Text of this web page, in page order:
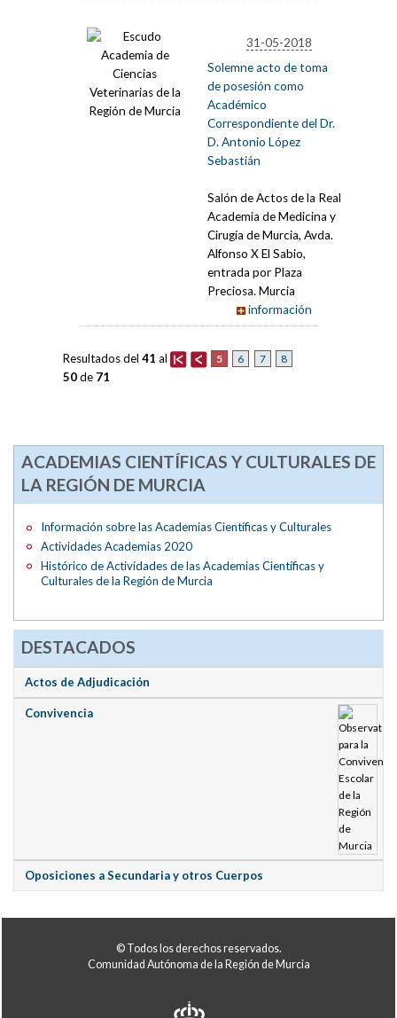
31-05-2018
Solemne acto de toma
de posesión como
Académico
Correspondiente del Dr.
D. Antonio López
Sebastián
Salón de Actos de la Real
Academia de Medicina y
Cirugía de Murcia, Avda.
Alfonso X El Sabio,
entrada por Plaza
Preciosa. Murcia
información
5 6 7 8
Resultados del 41 al
50de 71
ACADEMIAS CIENTÍFICAS Y CULTURALES DE
LA REGIÓN DE MURCIA
Información sobre las Academias Científicas y Culturales
Actividades Academias 2020
Histórico de Actividades de las Academias Científicas y
Culturales de la Región de Murcia
DESTACADOS
Actos de Adjudicación
Convivencia
Oposiciones a Secundaria y otros Cuerpos
© Todos los derechos reservados.
Comunidad Autónoma de la Región de Murcia